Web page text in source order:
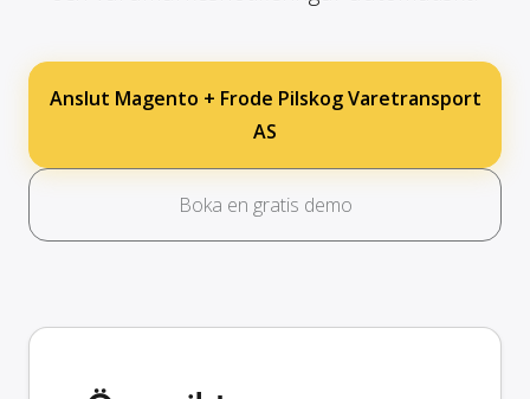
Anslut Magento + Frode Pilskog Varetransport
AS
Boka en gratis demo